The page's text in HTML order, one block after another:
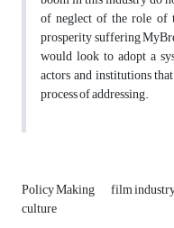
of neglect of the role of
prosperity suffering
would look to adopt a
actors and institutions
process of addressing.
Policy Making film
culture